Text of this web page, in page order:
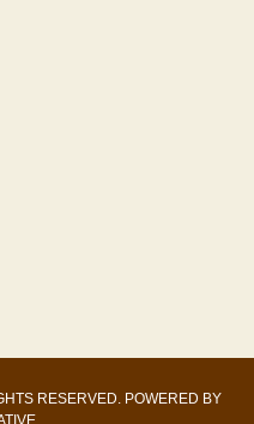
RESERVED. POWERED BY